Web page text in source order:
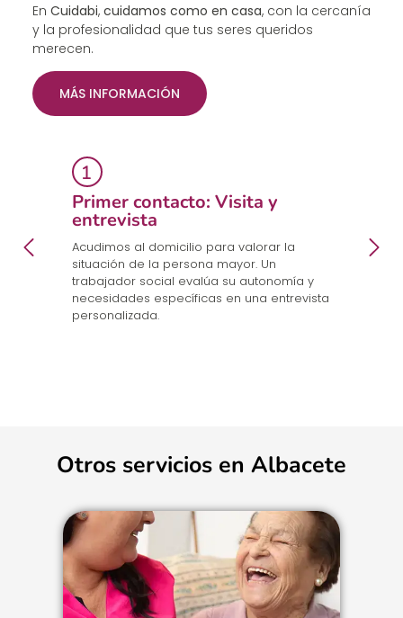
En Cuidabi, cuidamos como en casa, con la cercanía
y la profesionalidad que tus seres queridos
merecen.
MÁS INFORMACIÓN
Primer contacto: Visita y
entrevista
Acudimos al domicilio para valorar la
situación de la persona mayor. Un
trabajador social evalúa su autonomía y
necesidades específicas en una entrevista
personalizada.
Otros servicios en Albacete